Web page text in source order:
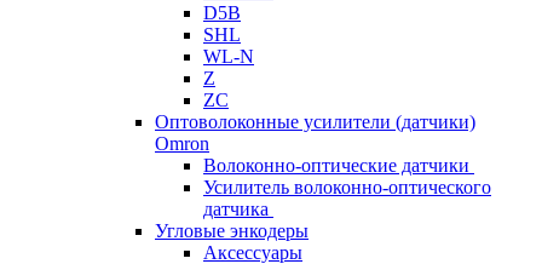
D5B
SHL
WL-N
Z
ZC
Оптоволоконные усилители (датчики)
Omron
Волоконно-оптические датчики
Усилитель волоконно-оптического
датчика
Угловые энкодеры
Аксессуары